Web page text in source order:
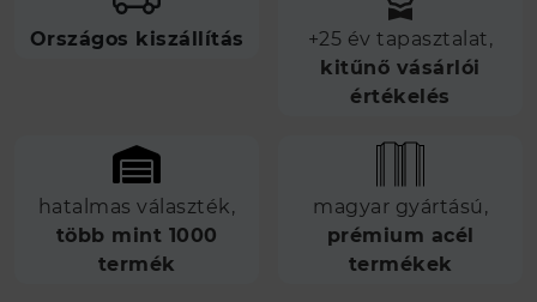
Országos kiszállítás
+25 év tapasztalat,
kitűnő vásárlói
értékelés
hatalmas választék,
több mint 1000
termék
magyar gyártású,
prémium acél
termékek